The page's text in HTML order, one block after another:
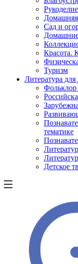
Рукоделие
Сад и
Красота.
Туризм
Литература
тематике
Детское